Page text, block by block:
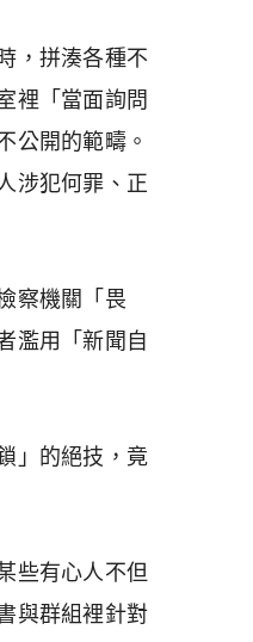
，拼湊各種不
裡「當面詢問
公開的範疇。
涉犯何罪、正
察機關「畏
濫用「新聞自
」的絕技，竟
些有心人不但
與群組裡針對